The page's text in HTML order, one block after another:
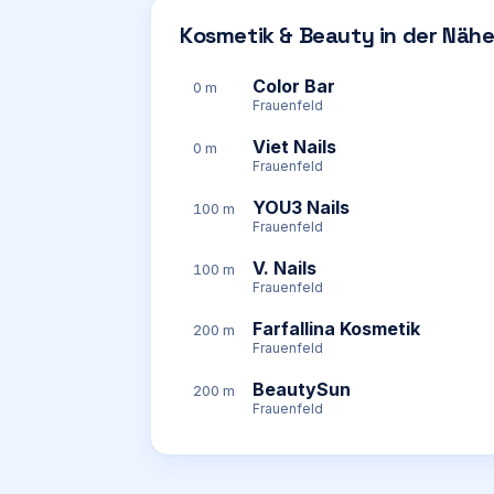
Kosmetik & Beauty in der Nähe
0 m Color Bar
Frauenfeld
0 m Viet Nails
Frauenfeld
100 m YOU3 Nails
Frauenfeld
100 m V. Nails
Frauenfeld
200 m Farfallina Kosmetik
Frauenfeld
200 m BeautySun
Frauenfeld